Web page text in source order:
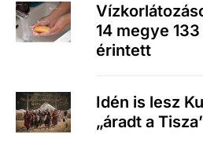
14 megye
érintett
Idén is lesz
„áradt a